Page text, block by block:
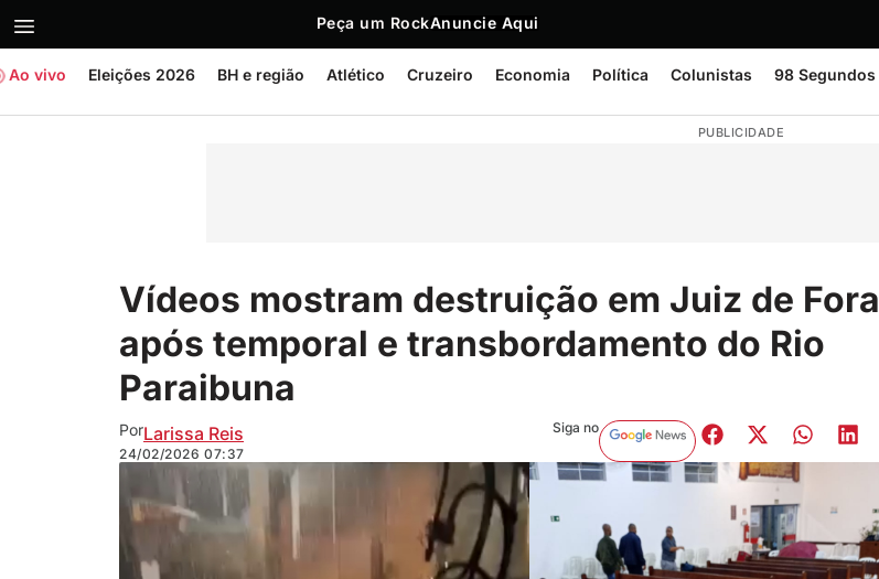
Peça um RockAnuncie Aqui
Ao vivo Eleições 2026 BH e região Atlético Cruzeiro Economia Política Colunistas 98 Segundos
PUBLICIDADE
Vídeos mostram destruição em Juiz de Fora
após temporal e transbordamento do Rio
Paraibuna
PorLarissa Reis
24/02/2026 07:37
Siga no